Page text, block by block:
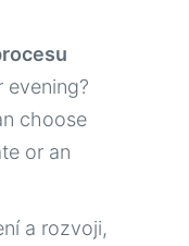
evening?
choose
or an
a rozvoji,